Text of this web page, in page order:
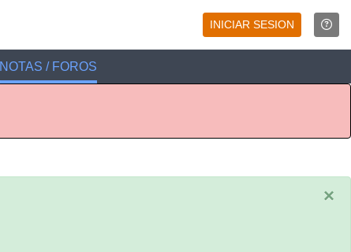
INICIAR SESION
NOTAS / FOROS
×